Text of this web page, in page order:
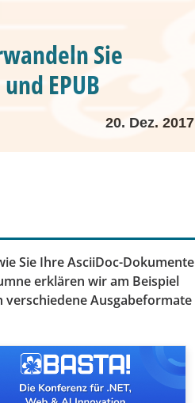
Sie
EPUB
20. Dez. 2017
Sie Ihre AsciiDoc-Dokumente
erklären wir am Beispiel
verschiedene Ausgabeformate